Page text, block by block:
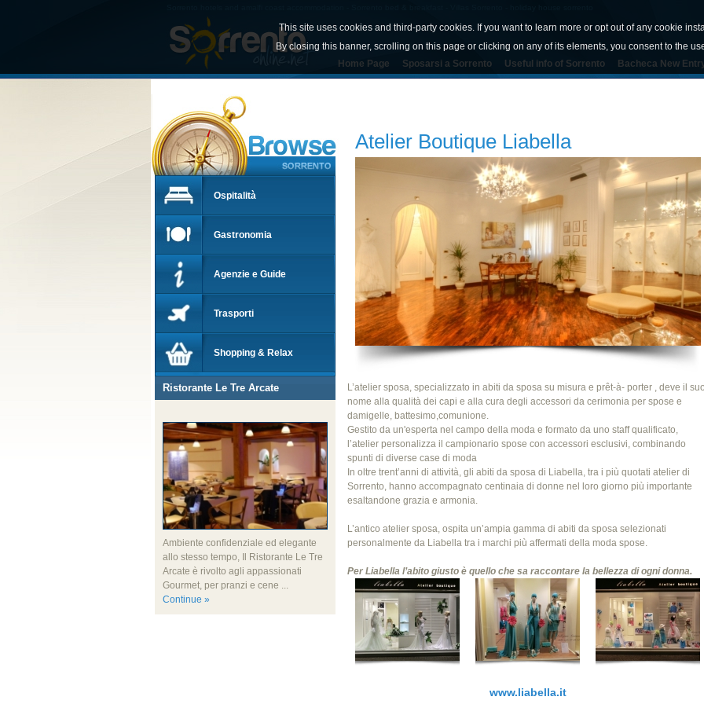
This site uses cookies and third-party cookies. If you want to learn more or opt out of any cookie
By closing this banner, scrolling on this page or clicking on any of its elements, you consent to the
Home Page Sposarsi a Sorrento Useful info of Sorrento Bacheca New
Atelier Boutique Liabella
L’atelier sposa, specializzato in abiti da sposa su misura e prêt-à- porter , deve il
nome alla qualità dei capi e alla cura degli accessori da cerimonia per spose e
damigelle, battesimo,comunione.
Gestito da un'esperta nel campo della moda e formato da uno staff qualificato,
l’atelier personalizza il campionario spose con accessori esclusivi, combinando
spunti di diverse case di moda
In oltre trent’anni di attività, gli abiti da sposa di Liabella, tra i più quotati atelier di
Sorrento, hanno accompagnato centinaia di donne nel loro giorno più importante
esaltandone grazia e armonia.
L’antico atelier sposa, ospita un’ampia gamma di abiti da sposa selezionati
personalmente da Liabella tra i marchi più affermati della moda spose.
Per Liabella l’abito giusto è quello che sa raccontare la bellezza di ogni donna.
www.liabella.it
Ospitalità
Gastronomia
Agenzie e Guide
Trasporti
Shopping & Relax
Ristorante Le Tre Arcate
Ambiente confidenziale ed elegante
allo stesso tempo, Il Ristorante Le Tre
Arcate è rivolto agli appassionati
Gourmet, per pranzi e cene ...
Continue »